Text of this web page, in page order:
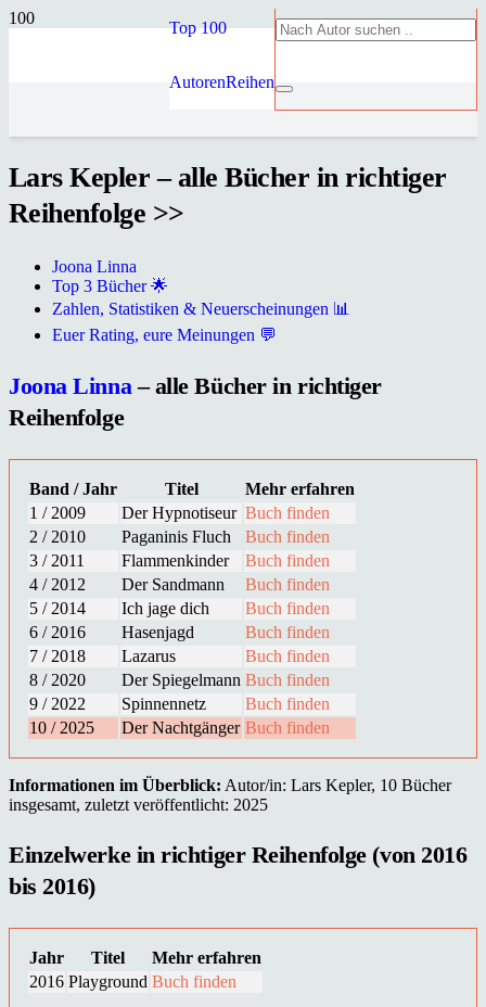
Top 100
AutorenReihen
Lars Kepler – alle Bücher in richtiger
Reihenfolge >>
Joona Linna
Top 3 Bücher 🌟
Zahlen, Statistiken & Neuerscheinungen 📊
Euer Rating, eure Meinungen 💬
Joona Linna – alle Bücher in richtiger
Reihenfolge
Band / Jahr Titel
Mehr erfahren
1 / 2009
Der Hypnotiseur Buch finden
2 / 2010
Paganinis Fluch
Buch finden
3 / 2011
Flammenkinder
Buch finden
4 / 2012
Der Sandmann
Buch finden
5 / 2014
Ich jage dich
Buch finden
6 / 2016
Hasenjagd
Buch finden
7 / 2018
Lazarus
Buch finden
8 / 2020
Der Spiegelmann Buch finden
9 / 2022
Spinnennetz
Buch finden
10 / 2025
Der Nachtgänger Buch finden
Informationen im Überblick: Autor/in: Lars Kepler, 10 Bücher
insgesamt, zuletzt veröffentlicht: 2025
Einzelwerke in richtiger Reihenfolge (von 2016
bis 2016)
Jahr Titel
Mehr erfahren
2016 Playground Buch finden